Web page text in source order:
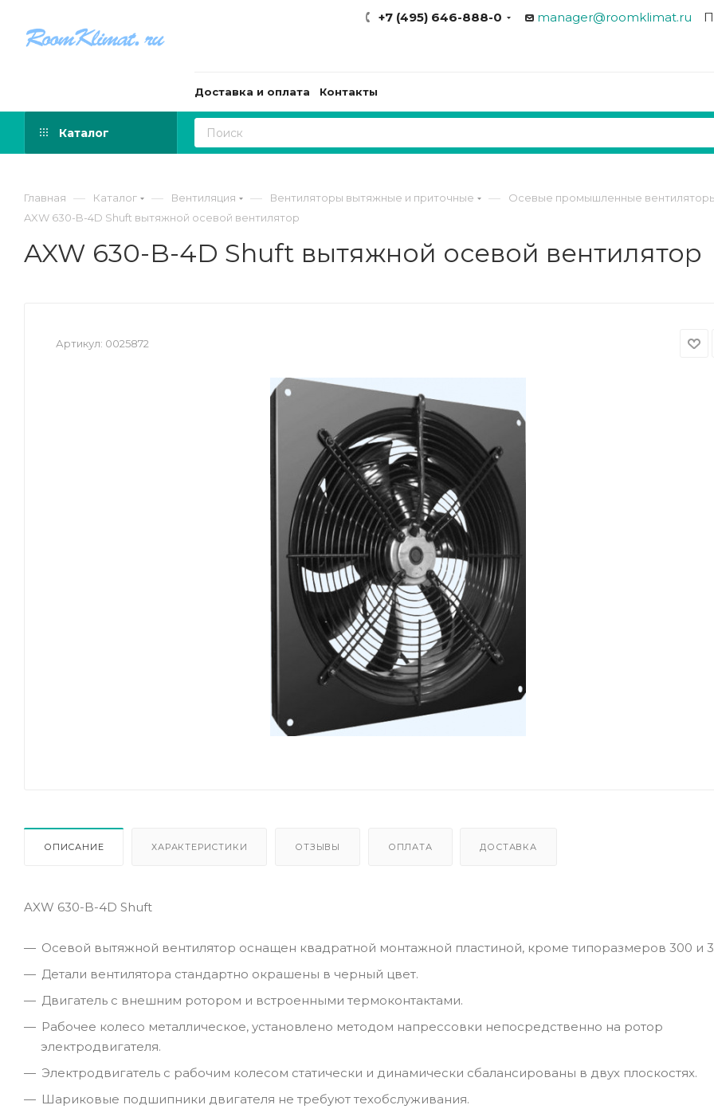
+7 (495) 646-888-0 manager@roomklimat.ru
Доставка и оплата Контакты
Каталог
Главная — Каталог — Вентиляция — Вентиляторы вытяжные и приточные —
Осевые промышленные
AXW 630-B-4D Shuft вытяжной осевой вентилятор
AXW 630-B-4D Shuft вытяжной осевой вентилятор
Артикул: 0025872
ОПИСАНИЕ ХАРАКТЕРИСТИКИ ОТЗЫВЫ ОПЛАТА ДОСТАВКА
AXW 630-B-4D Shuft
Осевой вытяжной вентилятор оснащен квадратной монтажной пластиной, кроме типоразмеров 300 и
Детали вентилятора стандартно окрашены в черный цвет.
Двигатель с внешним ротором и встроенными термоконтактами.
Рабочее колесо металлическое, установлено методом напрессовки непосредственно на ротор
электродвигателя.
Электродвигатель с рабочим колесом статически и динамически сбалансированы в двух плоскостях.
Шариковые подшипники двигателя не требуют техобслуживания.